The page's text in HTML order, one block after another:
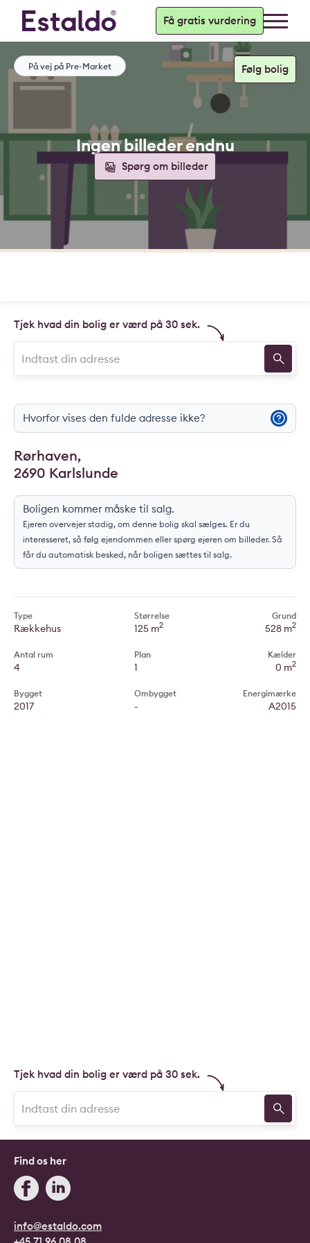
Få gratis vurdering
Ingen billeder endnu
Spørg om billeder
På vej på Pre-Market
Tjek hvad din bolig er værd på 30 sek.
Hvorfor vises den fulde adresse ikke?
Rørhaven,
2690 Karlslunde
Boligen kommer måske til salg.
Ejeren overvejer stadig, om denne bolig skal sælges. Er du
interesseret, så følg ejendommen eller spørg ejeren om billeder. Så
får du automatisk besked, når boligen sættes til salg.
Type
Rækkehus
Antal rum
4
Bygget
2017
Størrelse
125 m2
Plan
1
Ombygget
-
Grund
528 m2
Kælder
0 m2
Energimærke
A2015
Tjek hvad din bolig er værd på 30 sek.
info@estaldo.com
Find os her